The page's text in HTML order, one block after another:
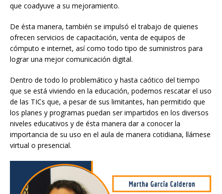
que coadyuve a su mejoramiento.
De ésta manera, también se impulsó el trabajo de quienes
ofrecen servicios de capacitación, venta de equipos de
cómputo e internet, así como todo tipo de suministros para
lograr una mejor comunicación digital.
Dentro de todo lo problemático y hasta caótico del tiempo
que se está viviendo en la educación, podemos rescatar el uso
de las TICs que, a pesar de sus limitantes, han permitido que
los planes y programas puedan ser impartidos en los diversos
niveles educativos y de ésta manera dar a conocer la
importancia de su uso en el aula de manera cotidiana, llámese
virtual o presencial.